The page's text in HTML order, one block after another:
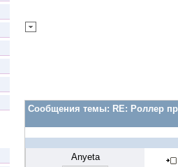
Сообщения темы: RE: Роллер
Anyeta